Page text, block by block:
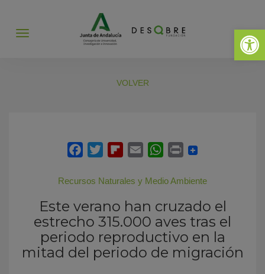
Abrir
Abrir
VOLVER
Recursos Naturales y Medio Ambiente
Este verano han cruzado el
estrecho 315.000 aves tras el
periodo reproductivo en la
mitad del periodo de migración